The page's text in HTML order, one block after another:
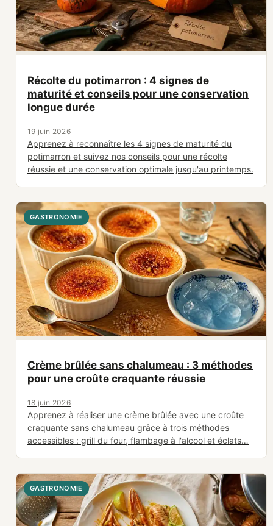
Récolte du potimarron : 4 signes de
maturité et conseils pour une conservation
longue durée
19 juin 2026
Apprenez à reconnaître les 4 signes de maturité du
potimarron et suivez nos conseils pour une récolte
réussie et une conservation optimale jusqu'au printemps.
GASTRONOMIE
Crème brûlée sans chalumeau : 3 méthodes
pour une croûte craquante réussie
18 juin 2026
Apprenez à réaliser une crème brûlée avec une croûte
craquante sans chalumeau grâce à trois méthodes
accessibles : grill du four, flambage à l'alcool et éclats…
GASTRONOMIE